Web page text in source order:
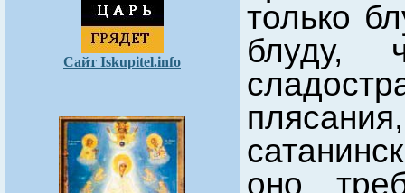
Сайт Iskupitel.info
только
блуду,
оно